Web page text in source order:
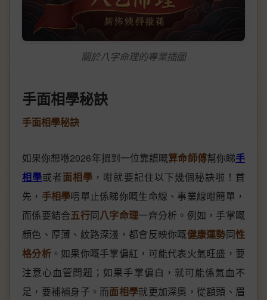
關於八字命理的專業插圖
手面相學秘訣
手面相學秘訣
如果你想喺2026年搵到一位靠譜嘅算命師傅幫你睇手
相學或者面相學 ，咁就要記住以下幾個秘訣啦！首
先， 手相學唔單止係睇你嘅生命線、事業線咁簡單，
而係要結合五行同八字命理一齊分析。例如，手掌嘅
顏色、厚薄、紋路深淺，都會反映你嘅健康運勢同性
格分析。如果你嘅手掌偏紅，可能代表火氣旺盛，要
注意心血管問題；如果手掌偏白，就可能係氣血不
足，要補補身子。而面相學就更加深奧，從額頭、眉